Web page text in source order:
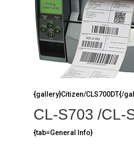
{gallery}Citizen/CLS700DT{/
CL-S703 /CL-
{tab=General Info}